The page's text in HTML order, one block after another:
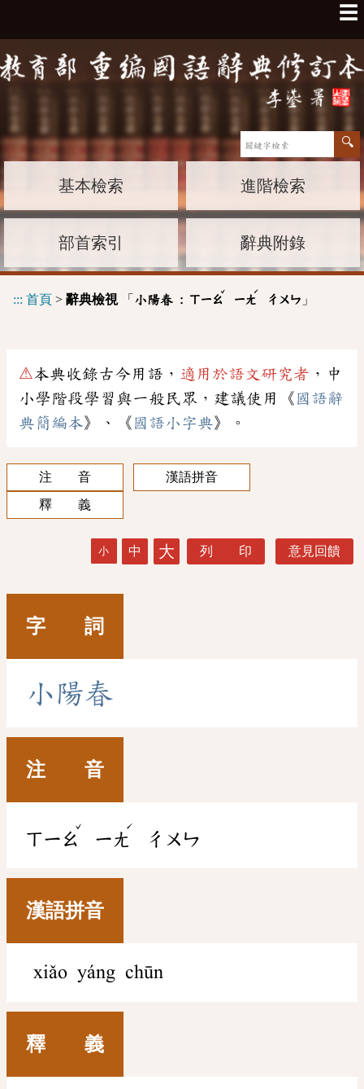
☰
基本檢索 進階檢索
部首索引 辭典附錄
::: 首頁 > 辭典檢視「 小陽春 : ㄒㄧㄠ
ˇ
ㄧㄤ
ˊ
ㄔㄨㄣ 」
⚠本典收錄古今用語， 適用於語文研究者 ，中
小學階段學習與一般民眾，建議使用《 國語辭
典簡編本》、《 國語小字典》。
注 音
漢語拼音
釋 義
小 中 大 列 印 意見回饋
字 詞
小陽春
注 音
ㄒㄧㄠ
ˇ
ㄧㄤ
ˊ
ㄔㄨㄣ
漢語拼音
xiǎo yáng chūn
釋 義